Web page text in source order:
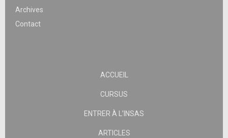
Archives
Contact
ACCUEIL
CURSUS
ENTRER À L’INSAS
ARTICLES